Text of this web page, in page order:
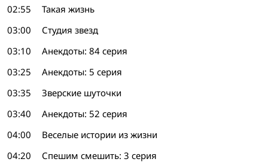
02:55
Такая жизнь
03:00
Студия звезд
03:10
Анекдоты: 84 серия
03:25
Анекдоты: 5 серия
03:35
Зверские шуточки
03:40
Анекдоты: 52 серия
04:00
Веселые истории из жизни
04:20
Спешим смешить: 3 серия